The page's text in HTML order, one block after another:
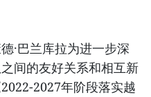
·巴兰库拉为进一步深
间的友好关系和相互新
2027年阶段落实越